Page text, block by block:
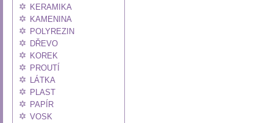
KERAMIKA
KAMENINA
POLYREZIN
DŘEVO
KOREK
PROUTÍ
LÁTKA
PLAST
PAPÍR
VOSK